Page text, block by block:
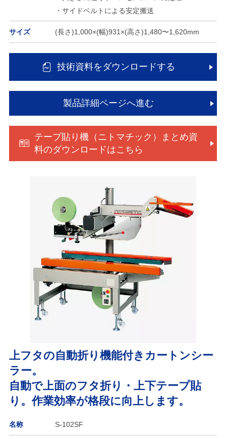
・サイドベルトによる安定搬送
サイズ (長さ)1,000×(幅)931×(高さ)1,480〜1,620mm
技術資料をダウンロードする
製品詳細ページへ進む
テープ貼り機（ニトマチック）まとめ資
料のダウンロードはこちら
上フタの自動折り機能付きカートンシー
ラー。
自動で上面のフタ折り・上下テープ貼
り。作業効率が格段に向上します。
名称 S-102SF